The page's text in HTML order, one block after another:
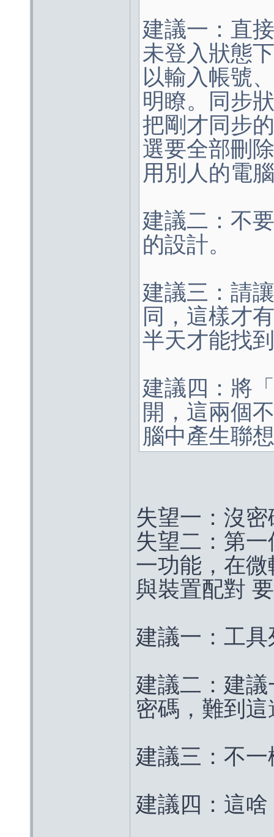
建議一：直
未登入狀態
以輸入帳號
明瞭。同步
把剛才同步
選要全部刪
用別人的電
建議二：不
的設計。
建議三：請
同，這樣才
半天才能找
建議四：將
開，這兩個
腦中產生聯
失望一：沒
失望二：第
一功能，在
與裝置配對
建議一：工
建議二：建
密碼，難到
建議三：不
建議四：這啥